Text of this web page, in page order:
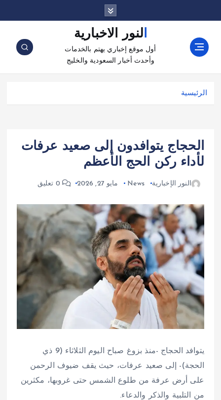
ز
النور الاخبارية
أول موقع إخباري يهتم بالخدمات
وأحدث أخبار السعودية والخليج
الرئيسية
الحجاج يتوافدون إلى صعيد عرفات
لأداء ركن الحج الأعظم
النور الإخبارية News مايو 27, 2026 0 تعليق
يتوافد الحجاج -منذ بزوغ صباح اليوم الثلاثاء (9 ذي
الحجة)- إلى صعيد عرفات، حيث يقف ضيوف الرحمن
على أرض عرفة من طلوع الشمس حتى غروبها، مكثرين
من التلبية والذكر والدعاء.